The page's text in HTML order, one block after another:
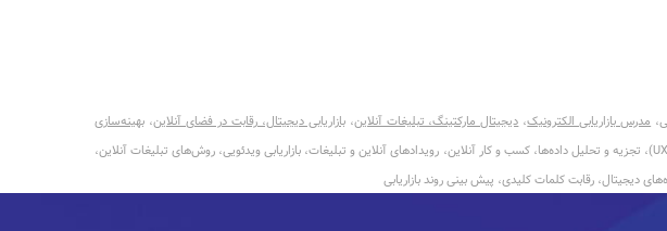
، مدرس بازاریابی الکترونیک، دیجیتال مارکتینگ، تبلیغات آنلاین،بازاریابی دیجیتال، رقابت در فضای آنلاین، بهینه‌سازی
، بازاریابی محتوا، رسانه‌های اجتماعی، ایمیل مارکتینگ، تجارت الکترونیک، تجربه کاربری (UX)، تجزیه و تحلیل داده‌ها، کسب و کار آنلاین، رویدادهای آنلاین و تبلیغات، بازاریابی ویدئویی، روش‌های تبلیغات آنلاین،